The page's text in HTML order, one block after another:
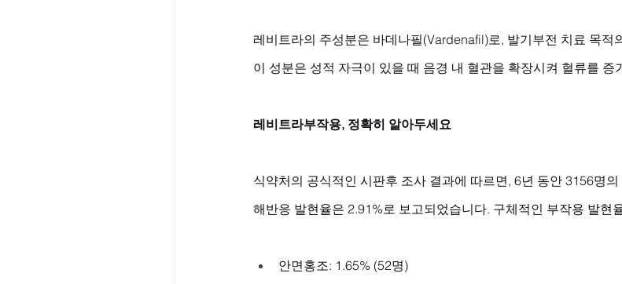
레비트라의 주성분은 바데나필(Vardenafil)로, 발기부전 치료 목적
이 성분은 성적 자극이 있을 때 음경 내 혈관을 확장시켜 혈류를
레비트라부작용, 정확히 알아두세요
식약처의 공식적인 시판후 조사 결과에 따르면, 6년 동안 3156명
해반응 발현율은 2.91%로 보고되었습니다. 구체적인 부작용 발현
안면홍조: 1.65% (52명)